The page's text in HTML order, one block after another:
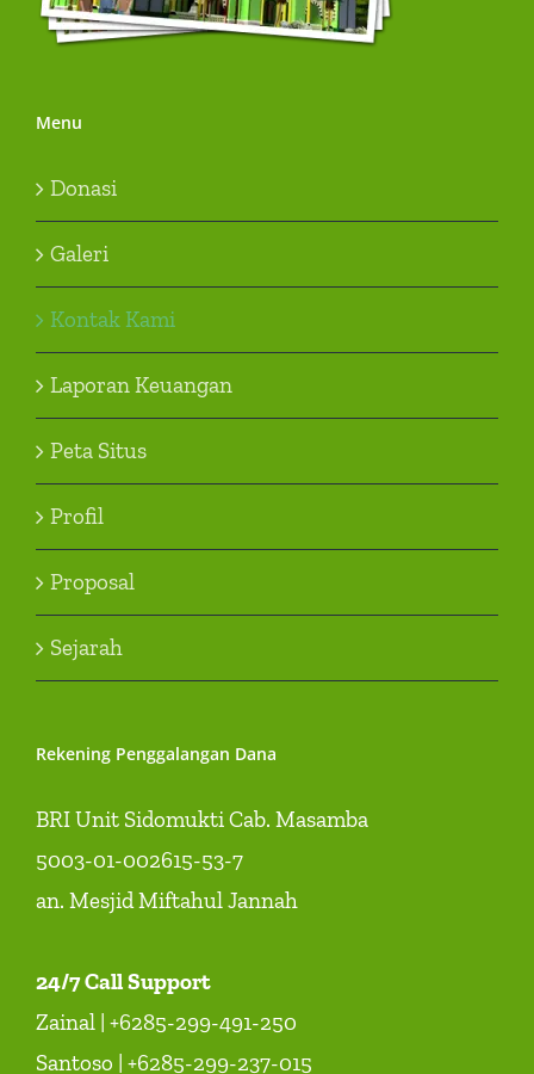
Menu
Donasi
Galeri
Kontak Kami
Laporan Keuangan
Peta Situs
Profil
Proposal
Sejarah
Rekening Penggalangan Dana
BRI Unit Sidomukti Cab. Masamba
5003-01-002615-53-7
an. Mesjid Miftahul Jannah
24/7 Call Support
Zainal | +6285-299-491-250
Santoso | +6285-299-237-015